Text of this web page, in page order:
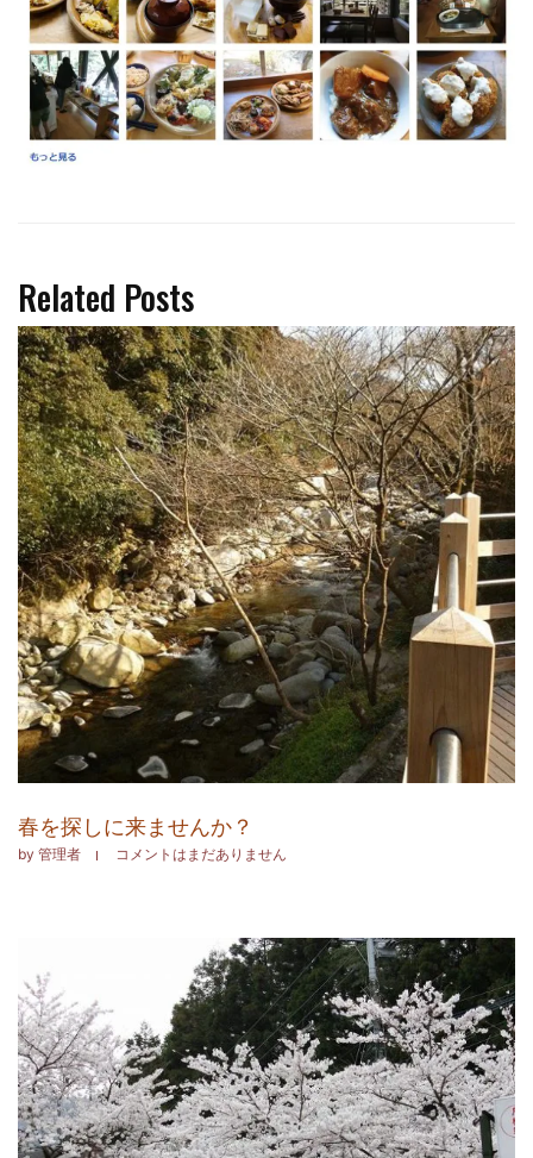
Related Posts
春を探しに来ませんか？
by 管理者 コメントはまだありません